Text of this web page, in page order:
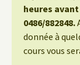
heures
0486/882848.
donnée à
cours vous